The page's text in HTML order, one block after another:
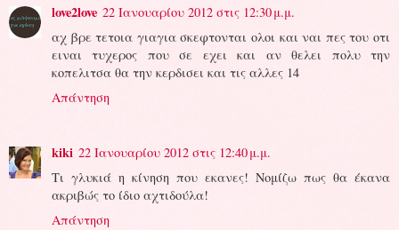
love2love 22 Ιανουαρίου 2012 στις 12:30 μ.μ.
αχ βρε τετοια γιαγια σκεφτονται ολοι και ναι πες του οτι
ειναι τυχερος που σε εχει και αν θελει πολυ την
κοπελιτσα θα την κερδισει και τις αλλες 14
Απάντηση
kiki 22 Ιανουαρίου 2012 στις 12:40 μ.μ.
Τι γλυκιά η κίνηση που εκανες! Νομίζω πως θα έκανα
ακριβώς το ίδιο αχτιδούλα!
Απάντηση